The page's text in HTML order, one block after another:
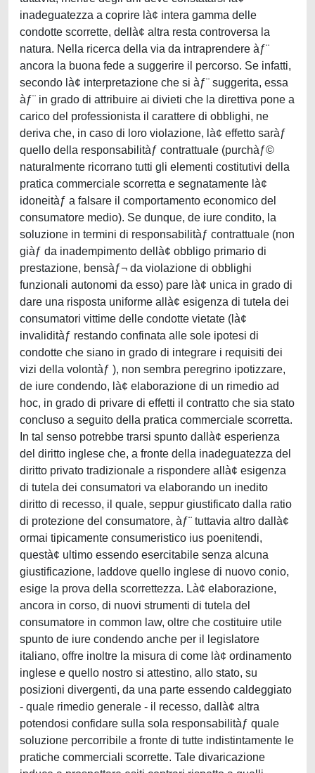
inadeguatezza a coprire là¢ intera gamma delle
condotte scorrette, dellà¢ altra resta controversa la
natura. Nella ricerca della via da intraprendere àƒ¨
ancora la buona fede a suggerire il percorso. Se infatti,
secondo là¢ interpretazione che si àƒ¨ suggerita, essa
àƒ¨ in grado di attribuire ai divieti che la direttiva pone a
carico del professionista il carattere di obblighi, ne
deriva che, in caso di loro violazione, là¢ effetto saràƒ
quello della responsabilitàƒ contrattuale (purchàƒ©
naturalmente ricorrano tutti gli elementi costitutivi della
pratica commerciale scorretta e segnatamente là¢
idoneitàƒ a falsare il comportamento economico del
consumatore medio). Se dunque, de iure condito, la
soluzione in termini di responsabilitàƒ contrattuale (non
giàƒ da inadempimento dellà¢ obbligo primario di
prestazione, bensàƒ¬ da violazione di obblighi
funzionali autonomi da esso) pare là¢ unica in grado di
dare una risposta uniforme allà¢ esigenza di tutela dei
consumatori vittime delle condotte vietate (là¢
invaliditàƒ restando confinata alle sole ipotesi di
condotte che siano in grado di integrare i requisiti dei
vizi della volontàƒ ), non sembra peregrino ipotizzare,
de iure condendo, là¢ elaborazione di un rimedio ad
hoc, in grado di privare di effetti il contratto che sia stato
concluso a seguito della pratica commerciale scorretta.
In tal senso potrebbe trarsi spunto dallà¢ esperienza
del diritto inglese che, a fronte della inadeguatezza del
diritto privato tradizionale a rispondere allà¢ esigenza
di tutela dei consumatori va elaborando un inedito
diritto di recesso, il quale, seppur giustificato dalla ratio
di protezione del consumatore, àƒ¨ tuttavia altro dallà¢
ormai tipicamente consumeristico ius poenitendi,
questà¢ ultimo essendo esercitabile senza alcuna
giustificazione, laddove quello inglese di nuovo conio,
esige la prova della scorrettezza. Là¢ elaborazione,
ancora in corso, di nuovi strumenti di tutela del
consumatore in common law, oltre che costituire utile
spunto de iure condendo anche per il legislatore
italiano, offre inoltre la misura di come là¢ ordinamento
inglese e quello nostro si attestino, allo stato, su
posizioni divergenti, da una parte essendo caldeggiato
- quale rimedio generale - il recesso, dallà¢ altra
potendosi confidare sulla sola responsabilitàƒ quale
soluzione percorribile a fronte di tutte indistintamente le
pratiche commerciali scorrette. Tale divaricazione